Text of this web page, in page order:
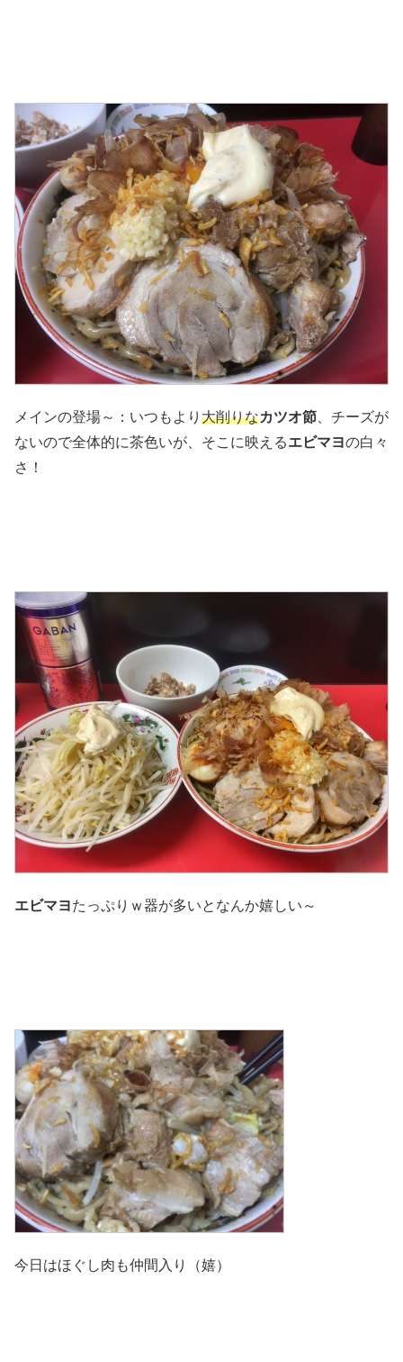
メインの登場～：いつもより 大削りなカツオ節 、チーズが
ないので全体的に茶色いが、そこに映えるエビマヨの白々
さ！
エビマヨたっぷりｗ器が多いとなんか嬉しい～
今日はほぐし肉も仲間入り（嬉）